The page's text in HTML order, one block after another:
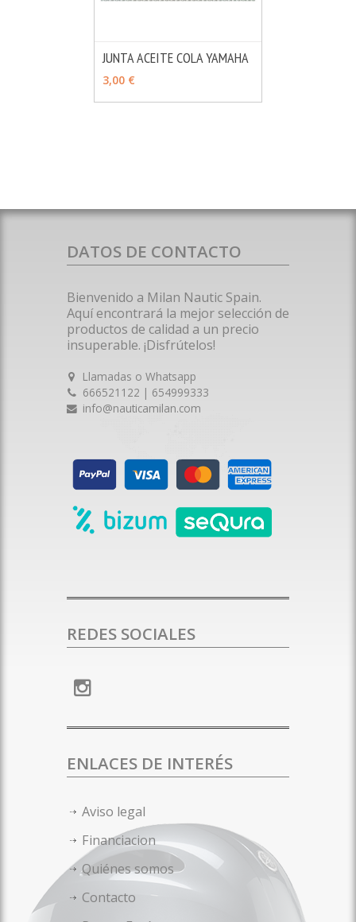
JUNTA ACEITE COLA YAMAHA
3,00 €
DATOS DE CONTACTO
Bienvenido a Milan Nautic Spain.
Aquí encontrará la mejor selección de
productos de calidad a un precio
insuperable. ¡Disfrútelos!
Llamadas o Whatsapp
666521122 | 654999333
info@nauticamilan.com
REDES SOCIALES
ENLACES DE INTERÉS
Aviso legal
Financiacion
Quiénes somos
Contacto